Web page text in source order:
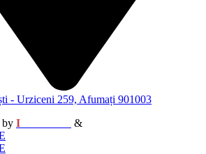
- Urziceni 259, Afumați 901003
by I &